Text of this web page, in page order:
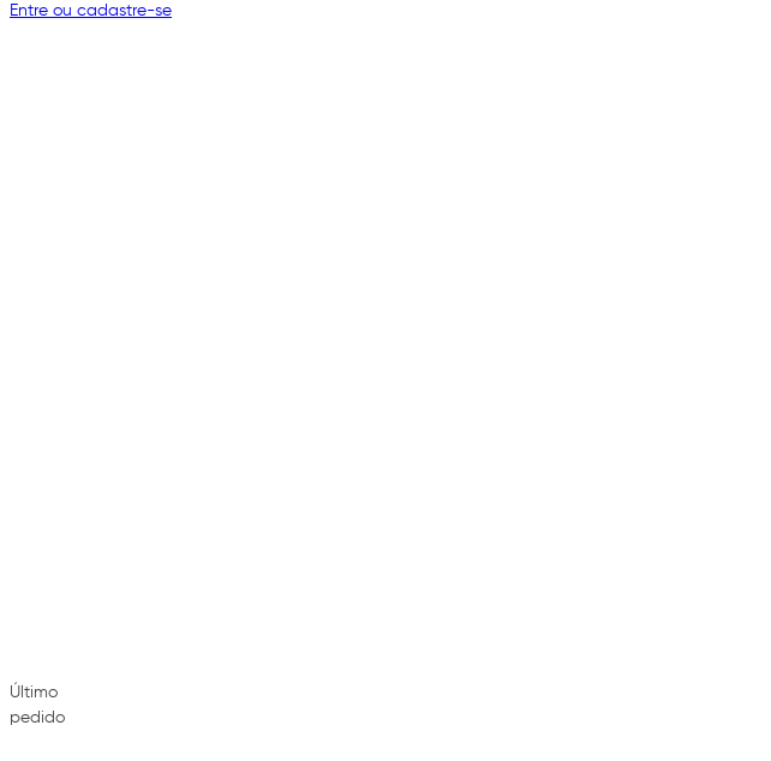
Entre ou cadastre-se
Último
pedido